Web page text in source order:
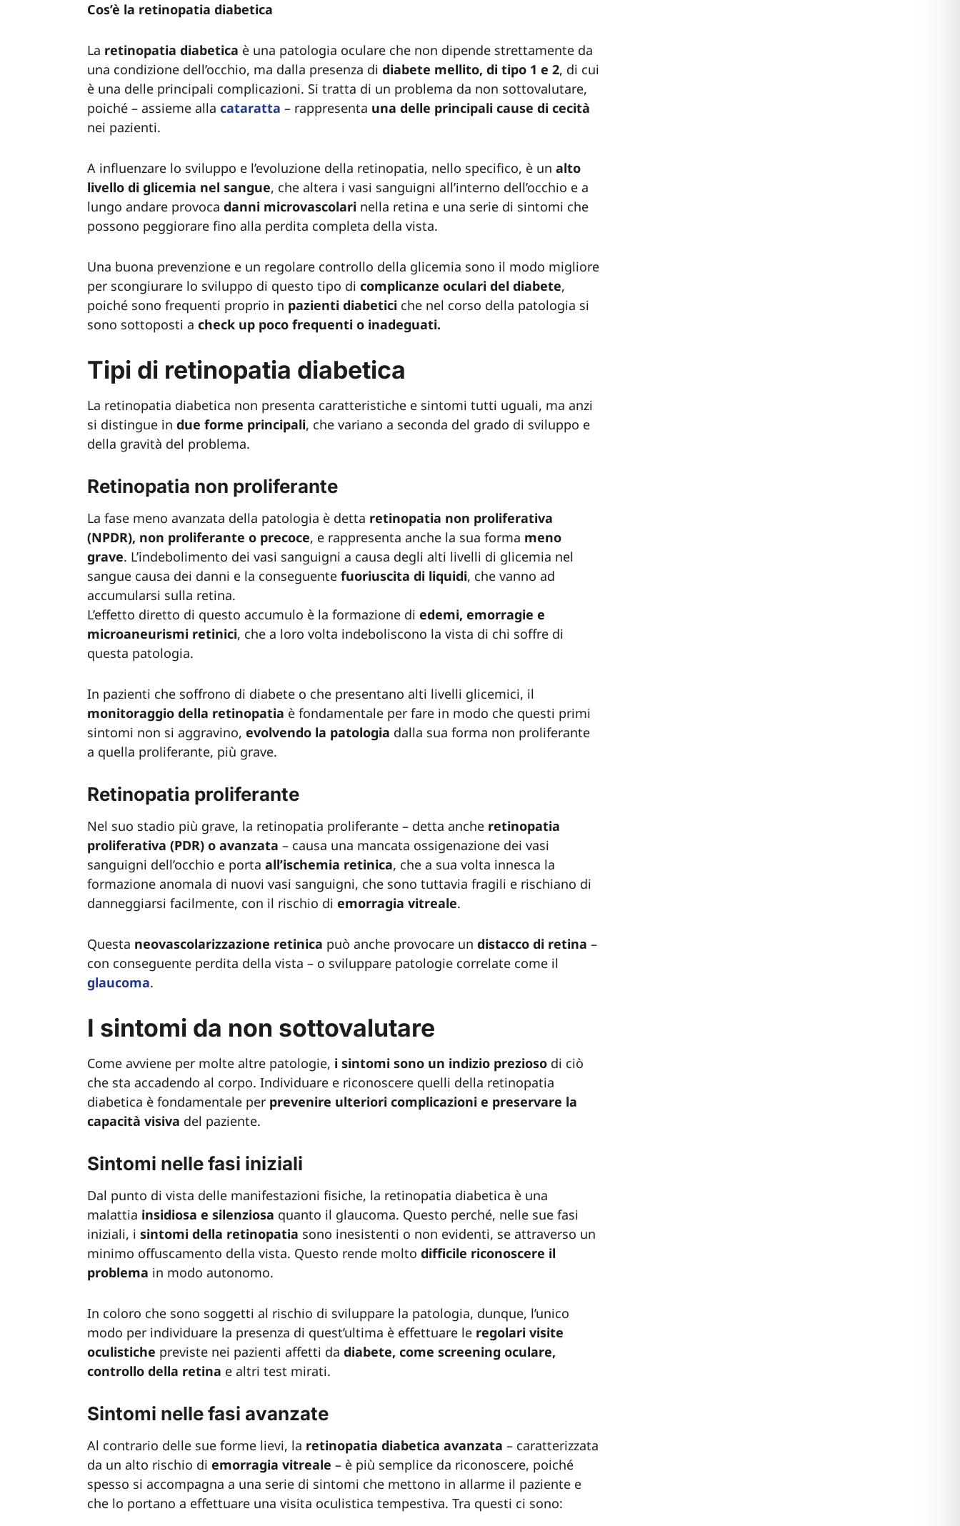
Cos’è la retinopatia diabetica
La retinopatia diabetica è una patologia oculare che non dipende strettamente da
una condizione dell’occhio, ma dalla presenza di diabete mellito, di tipo 1 e 2, di cui
è una delle principali complicazioni. Si tratta di un problema da non sottovalutare,
poiché – assieme alla cataratta – rappresenta una delle principali cause di cecità
nei pazienti.
A influenzare lo sviluppo e l’evoluzione della retinopatia, nello specifico, è un alto
livello di glicemia nel sangue, che altera i vasi sanguigni all’interno dell’occhio e a
lungo andare provoca danni microvascolari nella retina e una serie di sintomi che
possono peggiorare fino alla perdita completa della vista.
Una buona prevenzione e un regolare controllo della glicemia sono il modo migliore
per scongiurare lo sviluppo di questo tipo di complicanze oculari del diabete,
poiché sono frequenti proprio in pazienti diabetici che nel corso della patologia si
sono sottoposti a check up poco frequenti o inadeguati.
Tipi di retinopatia diabetica
La retinopatia diabetica non presenta caratteristiche e sintomi tutti uguali, ma anzi
si distingue in due forme principali, che variano a seconda del grado di sviluppo e
della gravità del problema.
Retinopatia non proliferante
La fase meno avanzata della patologia è detta retinopatia non proliferativa
(NPDR), non proliferante o precoce, e rappresenta anche la sua forma meno
grave. L’indebolimento dei vasi sanguigni a causa degli alti livelli di glicemia nel
sangue causa dei danni e la conseguente fuoriuscita di liquidi, che vanno ad
accumularsi sulla retina.
L’effetto diretto di questo accumulo è la formazione di edemi, emorragie e
microaneurismi retinici, che a loro volta indeboliscono la vista di chi soffre di
questa patologia.
In pazienti che soffrono di diabete o che presentano alti livelli glicemici, il
monitoraggio della retinopatia è fondamentale per fare in modo che questi primi
sintomi non si aggravino, evolvendo la patologia dalla sua forma non proliferante
a quella proliferante, più grave.
Retinopatia proliferante
Nel suo stadio più grave, la retinopatia proliferante – detta anche retinopatia
proliferativa (PDR) o avanzata – causa una mancata ossigenazione dei vasi
sanguigni dell’occhio e porta all’ischemia retinica, che a sua volta innesca la
formazione anomala di nuovi vasi sanguigni, che sono tuttavia fragili e rischiano di
danneggiarsi facilmente, con il rischio di emorragia vitreale.
Questa neovascolarizzazione retinica può anche provocare un distacco di retina –
con conseguente perdita della vista – o sviluppare patologie correlate come il
glaucoma.
I sintomi da non sottovalutare
Come avviene per molte altre patologie, i sintomi sono un indizio prezioso di ciò
che sta accadendo al corpo. Individuare e riconoscere quelli della retinopatia
diabetica è fondamentale per prevenire ulteriori complicazioni e preservare la
capacità visiva del paziente.
Sintomi nelle fasi iniziali
Dal punto di vista delle manifestazioni fisiche, la retinopatia diabetica è una
malattia insidiosa e silenziosa quanto il glaucoma. Questo perché, nelle sue fasi
iniziali, i sintomi della retinopatia sono inesistenti o non evidenti, se attraverso un
minimo offuscamento della vista. Questo rende molto difficile riconoscere il
problema in modo autonomo.
In coloro che sono soggetti al rischio di sviluppare la patologia, dunque, l’unico
modo per individuare la presenza di quest’ultima è effettuare le regolari visite
oculistiche previste nei pazienti affetti da diabete, come screening oculare,
controllo della retina e altri test mirati.
Sintomi nelle fasi avanzate
Al contrario delle sue forme lievi, la retinopatia diabetica avanzata – caratterizzata
da un alto rischio di emorragia vitreale – è più semplice da riconoscere, poiché
spesso si accompagna a una serie di sintomi che mettono in allarme il paziente e
che lo portano a effettuare una visita oculistica tempestiva. Tra questi ci sono: